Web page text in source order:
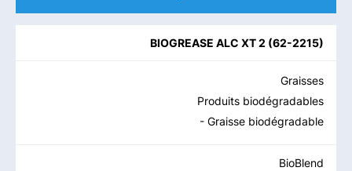
BIOGREASE ALC XT 2 (62-2215)
Graisses
Produits biodégradables
- Graisse biodégradable
BioBlend